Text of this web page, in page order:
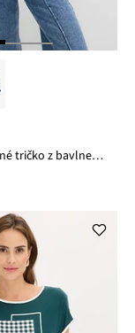
Štruktúrované tričko z bavlneného mixu